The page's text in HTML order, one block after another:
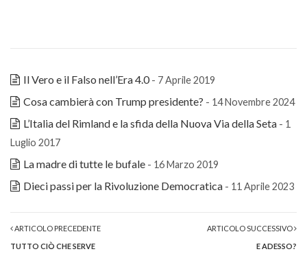
Il Vero e il Falso nell’Era 4.0 - 7 Aprile 2019
Cosa cambierà con Trump presidente? - 14 Novembre 2024
L’Italia del Rimland e la sfida della Nuova Via della Seta - 1
Luglio 2017
La madre di tutte le bufale - 16 Marzo 2019
Dieci passi per la Rivoluzione Democratica - 11 Aprile 2023
ARTICOLO PRECEDENTE
TUTTO CIÒ CHE SERVE
ARTICOLO SUCCESSIVO
E ADESSO?